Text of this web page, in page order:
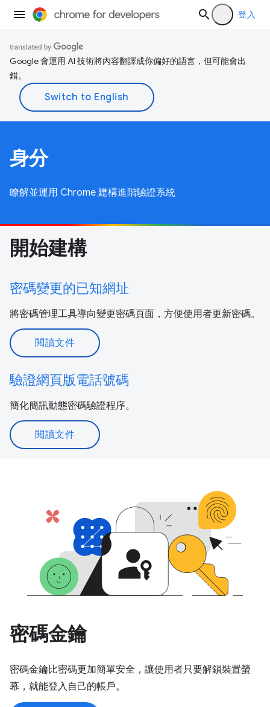
登入
Google 會運用 AI 技術將內容翻譯成你偏好的語言，但可能會出
錯。
身分
瞭解並運用 Chrome 建構進階驗證系統
開始建構
密碼變更的已知網址
將密碼管理工具導向變更密碼頁面，方便使用者更新密碼。
閱讀文件
驗證網頁版電話號碼
簡化簡訊動態密碼驗證程序。
閱讀文件
密碼金鑰
密碼金鑰比密碼更加簡單安全，讓使用者只要解鎖裝置螢
幕，就能登入自己的帳戶。